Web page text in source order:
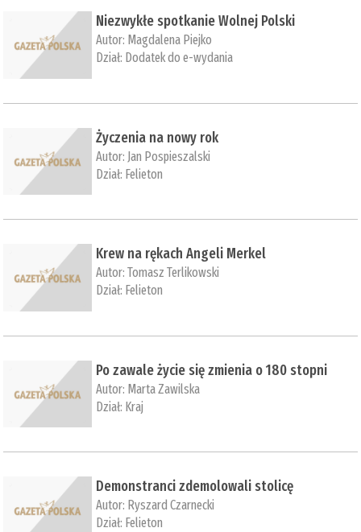
Niezwykłe spotkanie Wolnej Polski
Autor: Magdalena Piejko
Dział: Dodatek do e-wydania
Życzenia na nowy rok
Autor: Jan Pospieszalski
Dział: Felieton
Krew na rękach Angeli Merkel
Autor:Tomasz Terlikowski
Dział: Felieton
Po zawale życie się zmienia o 180 stopni
Autor: Marta Zawilska
Dział: Kraj
Demonstranci zdemolowali stolicę
Autor: Ryszard Czarnecki
Dział: Felieton